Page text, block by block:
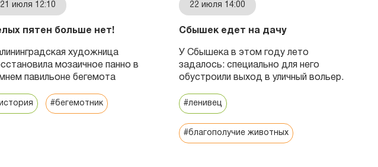
21 июля 12:10
пятен больше нет!
художница
мозаичное панно в
павильоне бегемота
#бегемотник
22 июля 14:00
Сбышек едет на дачу
У Сбышека в этом году лето
задалось: специально для него
обустроили выход в уличный вольер.
#ленивец
#благополучие животных